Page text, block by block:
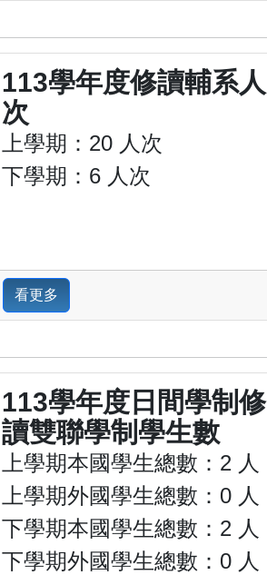
113學年度修讀輔系人
次
上學期：20 人次
下學期：6 人次
看更多
113學年度日間學制修
讀雙聯學制學生數
上學期本國學生總數：2 人
上學期外國學生總數：0 人
下學期本國學生總數：2 人
下學期外國學生總數：0 人